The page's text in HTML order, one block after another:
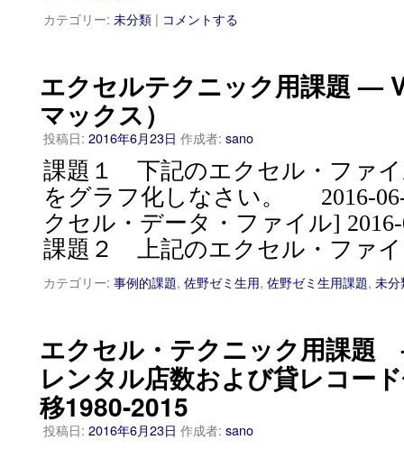
カテゴリー: 未分類 | コメントする
エクセルテクニック用課題 —
マックス）
投稿日: 2016年6月23日 作成者: sano
課題１ 下記のエクセル・ファ
をグラフ化しなさい。 2016-06-
クセル・データ・ファイル]
課題２ 上記のエクセル・ファ
カテゴリー: 事例的課題, 佐野ゼミ生用, 佐野ゼミ生用課題, 未分
エクセル・テクニック用課
レンタル店数および貸レコー
移1980-2015
投稿日: 2016年6月23日 作成者: sano